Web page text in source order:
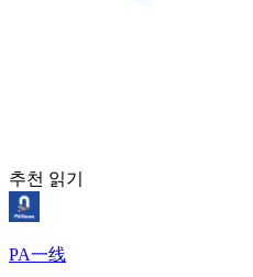
추천 읽기
PA一线